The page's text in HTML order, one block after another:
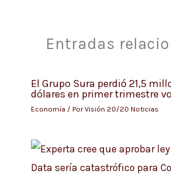
Entradas
El Grupo Sura perdió 21,5
dólares en primer trimestre
Economía / PorVisión 20/20 Noticias